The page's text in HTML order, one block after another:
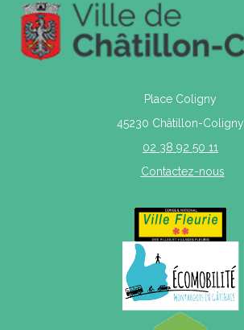
Place Coligny
45230 Châtillon-Coligny
02 38 92 50 11
Contactez-nous